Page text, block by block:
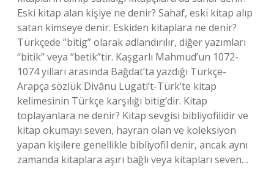
Eski kitap alan kişiye ne denir? Sahaf, eski kitap alıp
satan kimseye denir. Eskiden kitaplara ne denir?
Türkçede “bitig” olarak adlandırılır, diğer yazımları
“bitik” veya “betik”tir. Kaşgarlı Mahmud’un 1072-
1074 yılları arasında Bağdat’ta yazdığı Türkçe-
Arapça sözlük Divânu Lügati’t-Türk’te kitap
kelimesinin Türkçe karşılığı bitig’dir. Kitap
toplayanlara ne denir? Kitap sevgisi bibliyofilidir ve
kitap okumayı seven, hayran olan ve koleksiyon
yapan kişilere genellikle bibliyofil denir, ancak aynı
zamanda kitaplara aşırı bağlı veya kitapları seven…